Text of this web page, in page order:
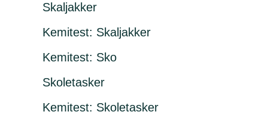
Skaljakker
Kemitest: Skaljakker
Kemitest: Sko
Skoletasker
Kemitest: Skoletasker